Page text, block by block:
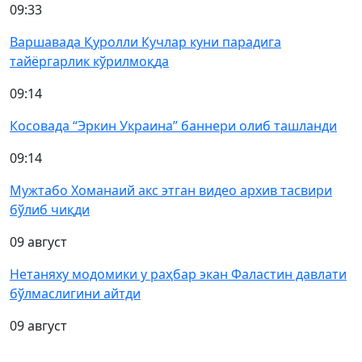
09:33
Варшавада Қуролли Кучлар куни парадига
тайёргарлик кўрилмоқда
09:14
Косовада “Эркин Украина” баннери олиб ташланди
09:14
Мужтабо Хоманаий акс этган видео архив тасвири
бўлиб чиқди
09 август
Нетаняху модомики у раҳбар экан Фаластин давлати
бўлмаслигини айтди
09 август